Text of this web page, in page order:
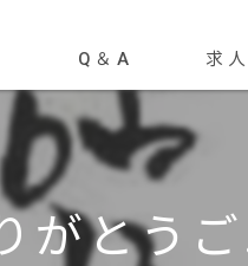
Q＆A 求
がとう